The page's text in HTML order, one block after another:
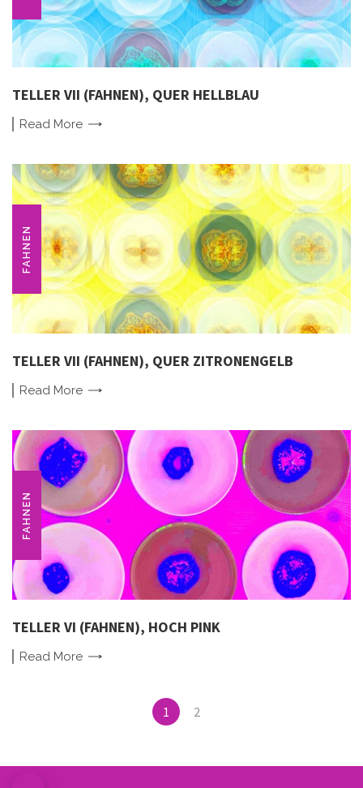
TELLER VII (FAHNEN), QUER HELLBLAU
Read More
FAHNEN
TELLER VII (FAHNEN), QUER ZITRONENGELB
Read More
FAHNEN
TELLER VI (FAHNEN), HOCH PINK
Read More
1 2